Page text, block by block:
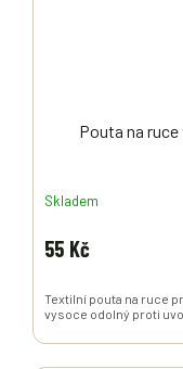
Pouta na
Skladem
55 Kč
Textilní pouta na ruce
vysoce odolný proti